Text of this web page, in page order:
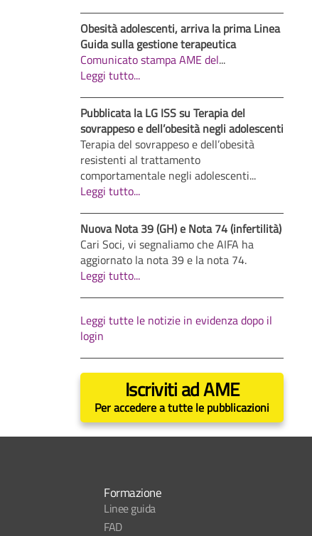
Obesità adolescenti, arriva la prima Linea
Guida sulla gestione terapeutica
Comunicato stampa AME del...
Leggi tutto...
Pubblicata la LG ISS su Terapia del
sovrappeso e dell’obesità negli adolescenti
Terapia del sovrappeso e dell’obesità
resistenti al trattamento
comportamentale negli adolescenti...
Leggi tutto...
Nuova Nota 39 (GH) e Nota 74 (infertilità)
Cari Soci, vi segnaliamo che AIFA ha
aggiornato la nota 39 e la nota 74.
Leggi tutto...
Leggi tutte le notizie in evidenza dopo il
login
Iscriviti ad AME
Per accedere a tutte le pubblicazioni
Formazione
Linee guida
FAD